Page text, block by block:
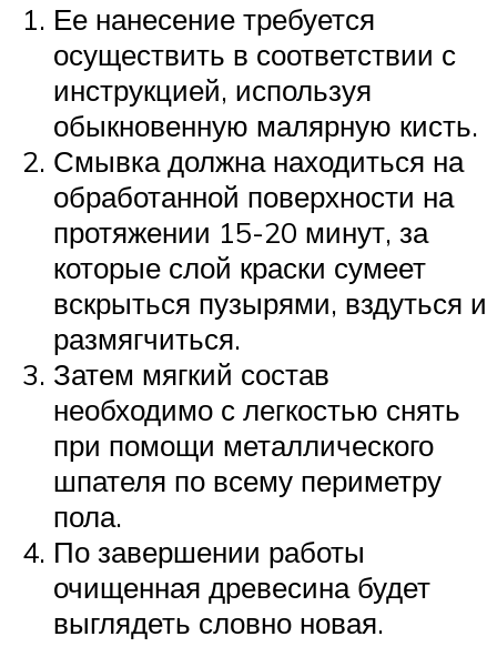
Ее нанесение требуется
осуществить в соответствии с
инструкцией, используя
обыкновенную малярную кисть.
Смывка должна находиться на
обработанной поверхности на
протяжении 15-20 минут, за
которые слой краски сумеет
вскрыться пузырями, вздуться и
размягчиться.
Затем мягкий состав
необходимо с легкостью снять
при помощи металлического
шпателя по всему периметру
пола.
По завершении работы
очищенная древесина будет
выглядеть словно новая.